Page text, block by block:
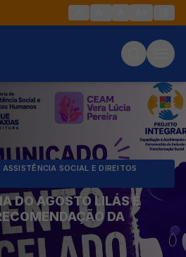
SOCIAL E DIREITOS
DO AGOSTO LILÁS É
DA